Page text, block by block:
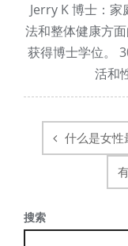
Jerry K 博士：
法和整体健康方
获得博士学位。
活和
什么是女性
搜索